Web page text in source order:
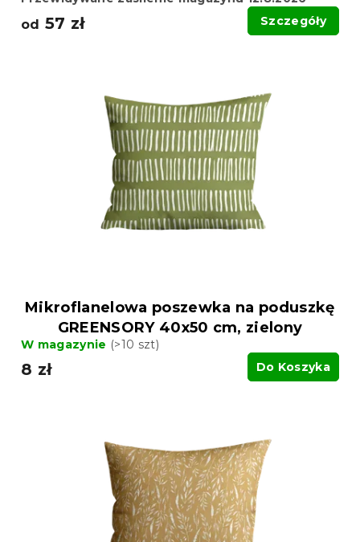
od 57 zł Szczegóły
Mikroflanelowa poszewka na poduszkę
GREENSORY 40x50 cm, zielony
W magazynie (>10 szt)
8 zł Do Koszyka